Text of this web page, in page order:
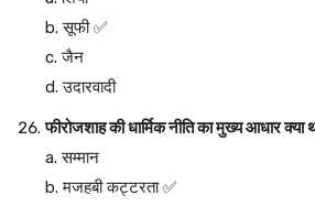
b. सूफी ✅
c. जैन
d. उदारवादी
फीरोजशाह की धार्मिक नीति का मुख्य आधार क्या
a. सम्मान
b. मजहबी कट्टरता ✅